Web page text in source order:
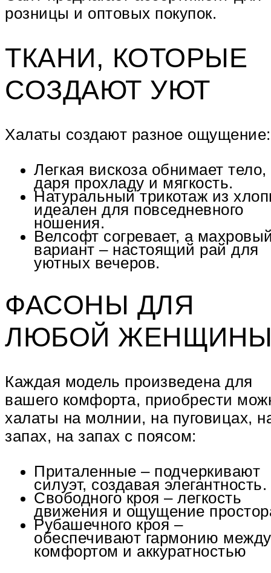
розницы и оптовых покупок.
ТКАНИ, КОТОРЫЕ
СОЗДАЮТ УЮТ
Халаты создают разное ощущение:
Легкая вискоза обнимает тело,
даря прохладу и мягкость.
Натуральный трикотаж из
идеален для повседневного
ношения.
Велсофт согревает, а
вариант – настоящий рай для
уютных вечеров.
ФАСОНЫ ДЛЯ
ЛЮБОЙ
Каждая модель произведена для
вашего комфорта, приобрести
халаты на молнии, на пуговицах,
запах, на запах с поясом:
Приталенные – подчеркивают
силуэт, создавая элегантность.
Свободного кроя – легкость
движения и ощущение
Рубашечного кроя –
обеспечивают гармонию между
комфортом и аккуратностью